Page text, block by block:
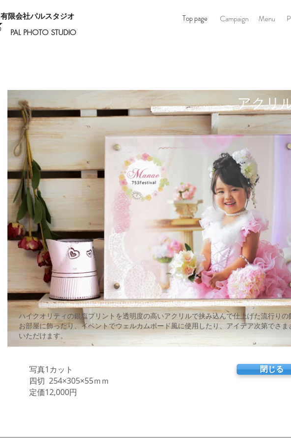
有限会社パルスタジオ
PAL PHOTO STUDIO
Top page Campaign Menu
ハイクオリティの銀塩プリントを透明度の高いアクリルで挟み込んで仕上げた流行り
お部屋に飾ったり、イベントでウェルカムボード風に使用したり、アイデア次第でさ
いただけます。
アクリ
写真1カット
四切 254×305×55ｍｍ
定価12,000円
閉じる